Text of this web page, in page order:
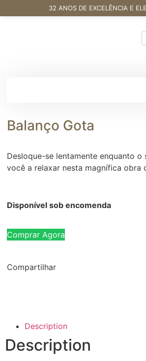
32 ANOS DE EXCELÊNCIA E
Balanço Gota
Desloque-se lentamente enquanto o
você a relaxar nesta magnífica obra
Disponível sob encomenda
Comprar Agora
Compartilhar
Description
Description